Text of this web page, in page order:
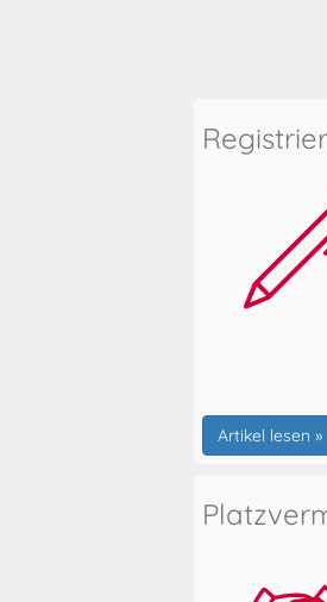
Artikel lesen »